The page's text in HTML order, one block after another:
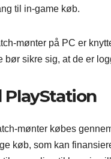
til in-game køb.
mønter på PC er
sikre sig, at de er
mønter købes
køb, som kan